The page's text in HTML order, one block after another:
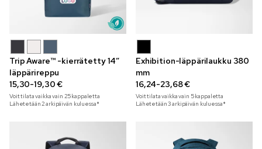
Trip Aware™ -kierrätetty 14”
läppärireppu
15,30-19,30 €
Voit tilata vaikka vain 25kappaletta
Lähetetään 2 arkipäivän kuluessa*
Exhibition-läppärilaukku 380
mm
16,24-23,68 €
Voit tilata vaikka vain 5kappaletta
Lähetetään 3 arkipäivän kuluessa*